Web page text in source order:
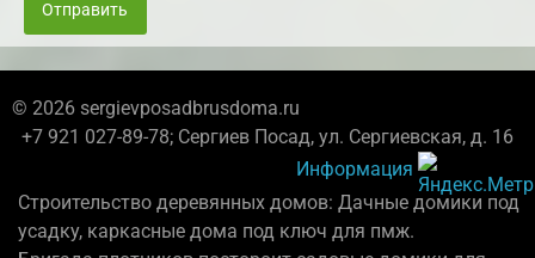
Отправить
© 2026 sergievposadbrusdoma.ru
+7 921 027-89-78; Сергиев Посад, ул. Сергиевская, д. 16
Информация
Строительство деревянных домов: Дачные домики под
усадку, каркасные дома под ключ для пмж.